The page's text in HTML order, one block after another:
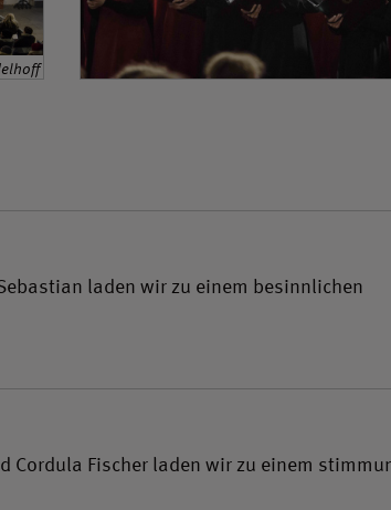
laden wir zu einem besinnlichen
Cordula Fischer laden wir zu einem